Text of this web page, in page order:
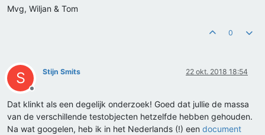
Mvg, Wiljan & Tom
0
S
Offline
Stijn Smits 22 okt. 2018 18:54
Dat klinkt als een degelijk onderzoek! Goed dat jullie de massa
van de verschillende testobjecten hetzelfde hebben gehouden.
Na wat googelen, heb ik in het Nederlands (!) een document